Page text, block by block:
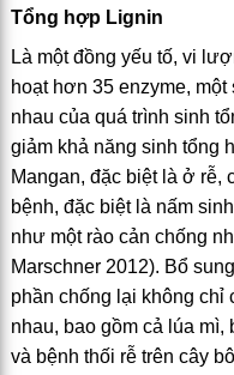
Tổng hợp Lignin
Là một đồng yếu tố, vi
hoạt hơn 35 enzyme,
nhau của quá trình sinh
giảm khả năng sinh tổng
Mangan, đặc biệt là ở rễ,
bệnh, đặc biệt là nấm
như một rào cản chống
Marschner 2012). Bổ
phần chống lại không chỉ
nhau, bao gồm cả lúa
và bệnh thối rễ trên cây